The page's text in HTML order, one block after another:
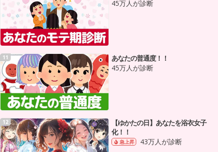
45万人が診断
11
あなたの普通度！！
45万人が診断
12
【ゆかたの日】あなたを浴衣女子
化！！
急上昇 43万人が診断